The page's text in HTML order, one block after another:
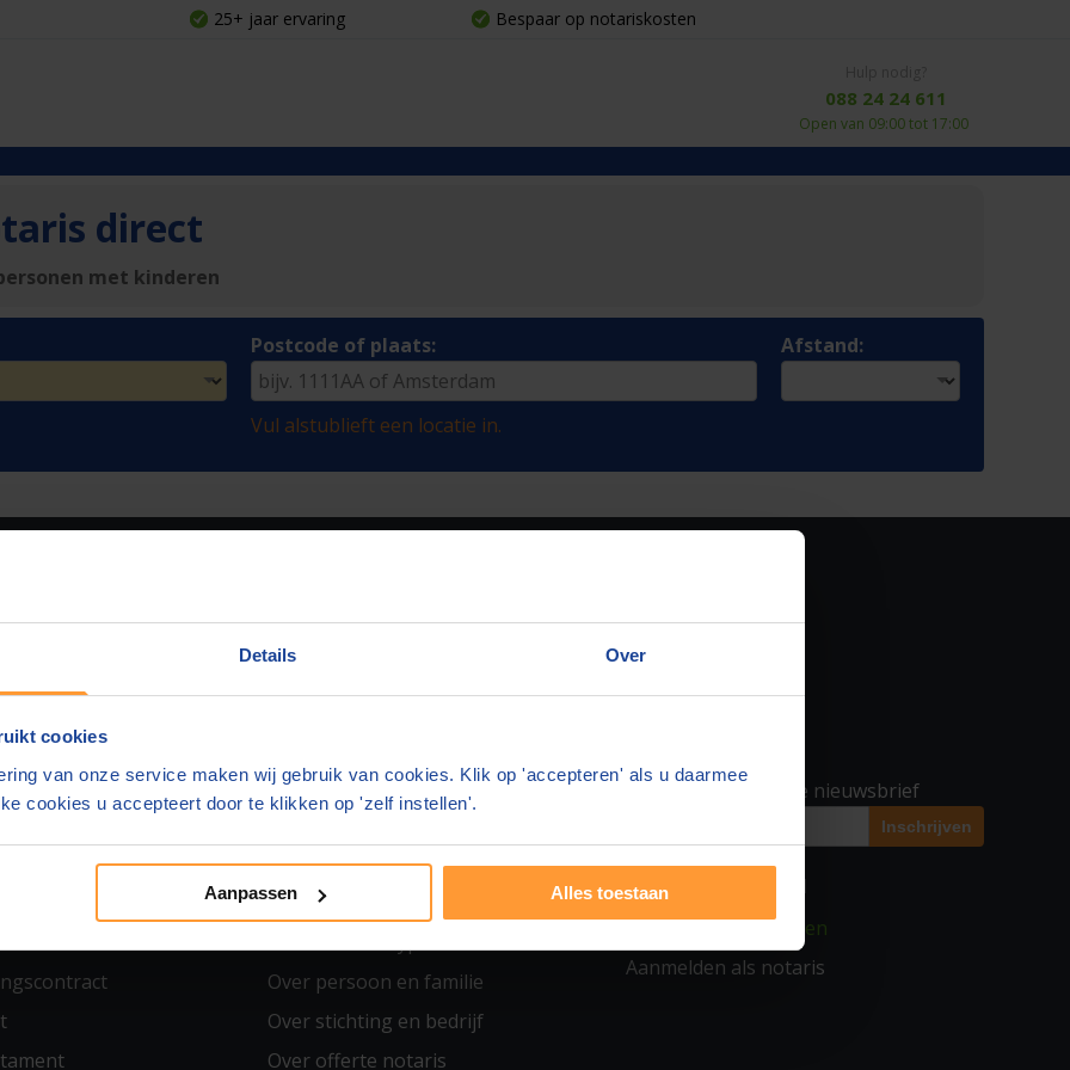
Details Over
cookies
van onze service maken wij gebruik van cookies. Klik op 'accepteren' als u daarmee
cookies u accepteert door te klikken op 'zelf instellen'.
Aanpassen Alles toestaan
25+ jaar ervaring Bespaar op notariskosten
088 24 24 611
Open van 09:00 tot 17:00
direct
met kinderen
Postcode of plaats:
Vul alstublieft een locatie in.
Afstand:
en Samenlevingscontract
Statutenwijziging
MEER WETEN
Over persoon en familie
Over stichting en bedrijf
Over offerte notaris
Geef u op voor onze nieuwsbrief
VOOR NOTARISSEN
▶ Inloggen notarissen
Aanmelden als notaris